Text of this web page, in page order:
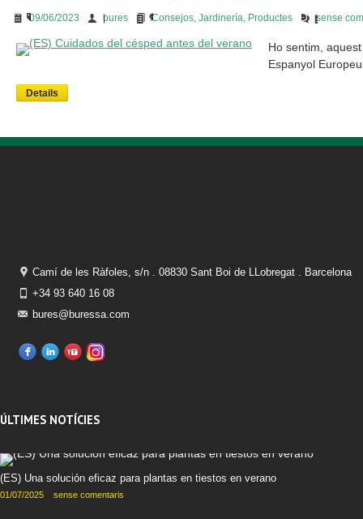
09/06/2023 bures Consejos, Jardinería, Productes sense
Ho sentim,
Espanyol
Details
Camí de les Ràfoles, s/n . 08830 Sant Boi de LLobregat . Barcelona
+34 93 640 16 08
bures@buressa.com
ÚLTIMES NOTÍCIES
(ES) Una solución eficaz para plantas en tiestos en verano
01/07/2025 sense comentaris